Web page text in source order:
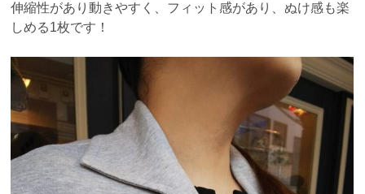
伸縮性があり動きやすく、フィット感があり、ぬけ感も楽
しめる1枚です！